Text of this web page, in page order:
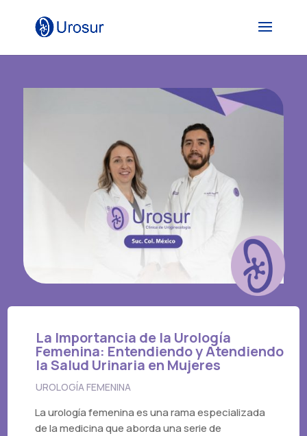
La Importancia de la Urología
Femenina: Entendiendo y Atendiendo
la Salud Urinaria en Mujeres
UROLOGÍA FEMENINA
La urología femenina es una rama especializada
de la medicina que aborda una serie de